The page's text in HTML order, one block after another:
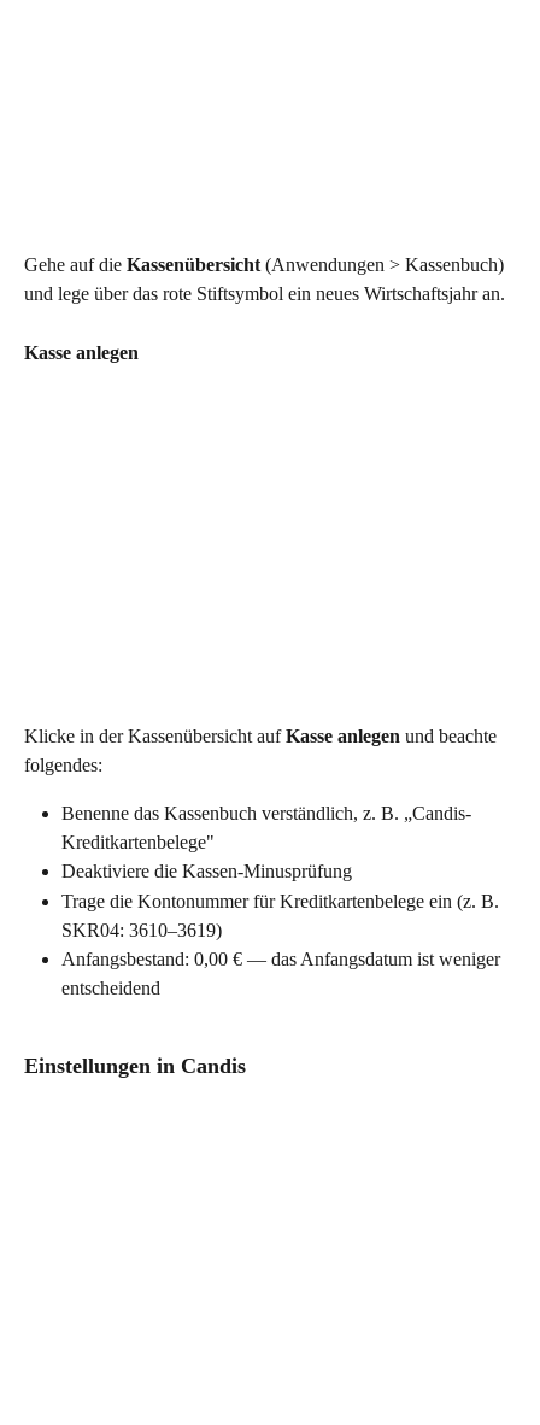
Gehe auf die Kassenübersicht (Anwendungen > Kassenbuch)
und lege über das rote Stiftsymbol ein neues Wirtschaftsjahr an.
Kasse anlegen
Klicke in der Kassenübersicht auf Kasse anlegen und beachte
folgendes:
Benenne das Kassenbuch verständlich, z. B. „Candis-
Kreditkartenbelege"
Deaktiviere die Kassen-Minusprüfung
Trage die Kontonummer für Kreditkartenbelege ein (z. B.
SKR04: 3610–3619)
Anfangsbestand: 0,00 € — das Anfangsdatum ist weniger
entscheidend
Einstellungen in Candis